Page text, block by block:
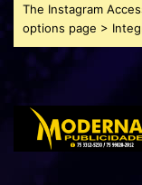
The Instagram
options page >